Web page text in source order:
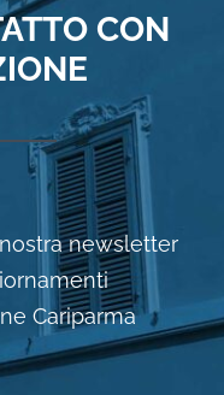
CON
newsletter
Cariparma